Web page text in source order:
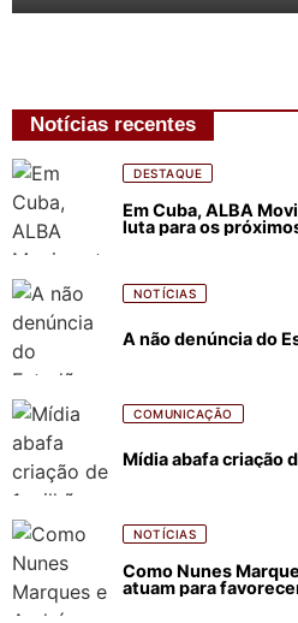
Notícias recentes
DESTAQUE
Em Cuba, ALBA
luta para os
NOTÍCIAS
A não denúncia do
COMUNICAÇÃO
Mídia abafa criação
NOTÍCIAS
Como Nunes
atuam para